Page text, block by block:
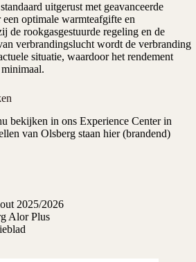
uitgerust met geavanceerde
optimale warmteafgifte en
de rookgasgestuurde regeling en de
verbrandingslucht wordt de verbranding
situatie, waardoor het rendement
bekijken in ons Experience Centerin
van Olsberg staan hier (brandend)
2025/2026
Alor Plus